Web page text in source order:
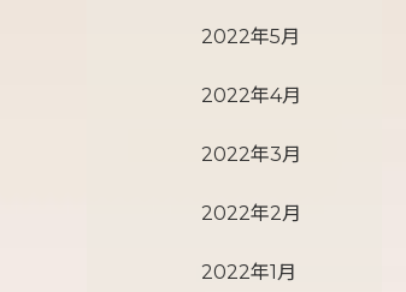
2022年5月
2022年4月
2022年3月
2022年2月
2022年1月